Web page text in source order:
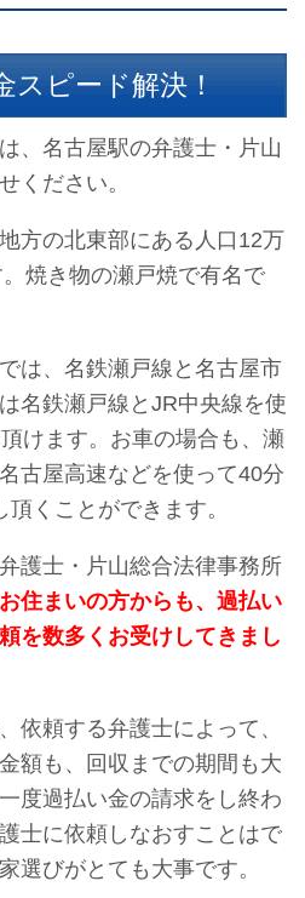
スピード解決！
、名古屋駅の弁護士・片山
ください。
方の北東部にある人口12万
焼き物の瀬戸焼で有名で
は、名鉄瀬戸線と名古屋市
名鉄瀬戸線とJR中央線を使
けます。お車の場合も、瀬
古屋高速などを使って40分
くことができます。
護士・片山総合法律事務所
住まいの方からも、過払い
を数多くお受けしてきまし
依頼する弁護士によって、
額も、回収までの期間も大
度過払い金の請求をし終わ
士に依頼しなおすことはで
選びがとても大事です。